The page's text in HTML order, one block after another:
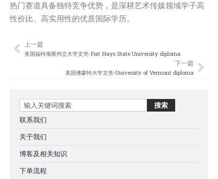
热门赛道具备独特竞争优势，是深耕艺术传媒领域学子高
性价比、高实用性的优质国际学历。
Prev
上一篇
美国福特海斯州立大学文凭-Fort Hays State University diploma
下一篇
美国佛蒙特大学文凭-University of Vermont diploma
Search 搜索
联系我们
关于我们
博客及相关知识
下单流程